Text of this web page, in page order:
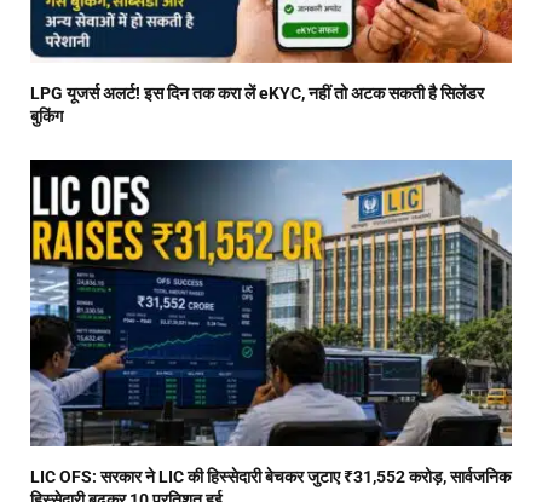
LPG यूजर्स अलर्ट! इस दिन तक करा लें eKYC, नहीं तो अटक सकती है सिलेंडर
बुकिंग
LIC OFS: सरकार ने LIC की हिस्सेदारी बेचकर जुटाए ₹31,552 करोड़, सार्वजनिक